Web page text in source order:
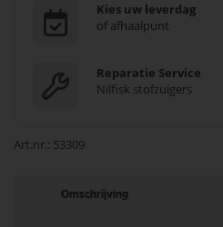
Kies uw leverdag
of afhaalpunt
Reparatie Service
Nilfisk stofzuigers
Art.nr. 53309
Omschrijving